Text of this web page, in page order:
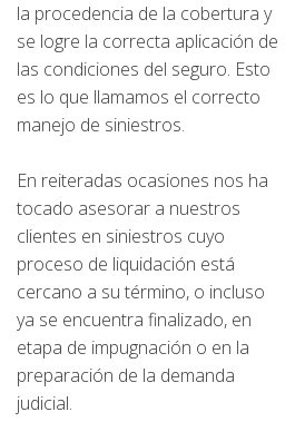
la procedencia de la cobertura y
se logre la correcta aplicación de
las condiciones del seguro. Esto
es lo que llamamos el correcto
manejo de siniestros.
En reiteradas ocasiones nos ha
tocado asesorar a nuestros
clientes en siniestros cuyo
proceso de liquidación está
cercano a su término, o incluso
ya se encuentra finalizado, en
etapa de impugnación o en la
preparación de la demanda
judicial.